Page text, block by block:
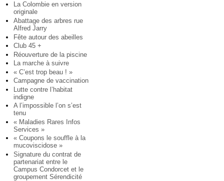
La Colombie en version
originale
Abattage des arbres rue
Alfred Jarry
Fête autour des abeilles
Club 45 +
Réouverture de la piscine
La marche à suivre
« C’est trop beau ! »
Campagne de vaccination
Lutte contre l’habitat
indigne
A l’impossible l’on s’est
tenu
« Maladies Rares Infos
Services »
« Coupons le souffle à la
mucoviscidose »
Signature du contrat de
partenariat entre le
Campus Condorcet et le
groupement Sérendicité